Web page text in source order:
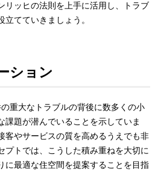
リッヒの法則を上手に活用し、トラブ
立てていきましょう。
ション
重大なトラブルの背後に数多くの小
課題が潜んでいることを示していま
客やサービスの質を高めるうえでも非
プトでは、こうした積み重ねを大切に
に最適な住空間を提案することを目指